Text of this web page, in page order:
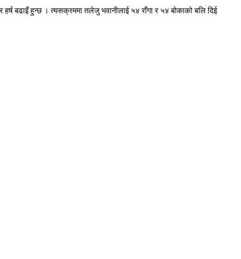
बढाइँ हुन्छ । त्यसक्रममा तलेजु भवानीलाई ५४ राँगा र ५४ बोकाको बलि दिई